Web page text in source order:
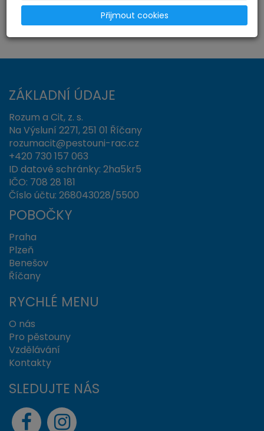
« zpět
ZÁKLADNÍ ÚDAJE
Rozum a Cit, z. s.
Na Výsluní 2271, 251 01 Říčany
rozumacit@pestouni-rac.cz
+420 730 157 063
ID datové schránky: 2ha5kr5
IČO: 708 28 181
Číslo účtu: 268043028/5500
POBOČKY
Praha
Plzeň
Benešov
Říčany
RYCHLÉ MENU
O nás
Pro pěstouny
Vzdělávání
Kontakty
SLEDUJTE NÁS
Přijmout cookies